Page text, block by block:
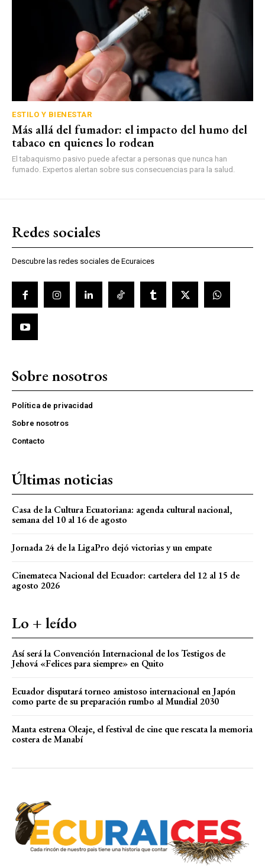
ESTILO Y BIENESTAR
Más allá del fumador: el impacto del humo del
tabaco en quienes lo rodean
El tabaquismo pasivo puede afectar a personas que nunca han
fumado. Expertos alertan sobre sus consecuencias para la salud.
Redes sociales
Descubre las redes sociales de Ecuraices
Sobre nosotros
Política de privacidad
Sobre nosotros
Contacto
Últimas noticias
Casa de la Cultura Ecuatoriana: agenda cultural nacional,
semana del 10 al 16 de agosto
Jornada 24 de la LigaPro dejó victorias y un empate
Cinemateca Nacional del Ecuador: cartelera del 12 al 15 de
agosto 2026
Lo + leído
Así será la Convención Internacional de los Testigos de
Jehová «Felices para siempre» en Quito
Ecuador disputará torneo amistoso internacional en Japón
como parte de su preparación rumbo al Mundial 2030
Manta estrena Oleaje, el festival de cine que rescata la memoria
costera de Manabí